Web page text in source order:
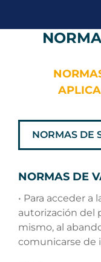
NORMAS DE
NORMAS DE
• Para acceder a
autorización del
mismo, al
comunicarse de